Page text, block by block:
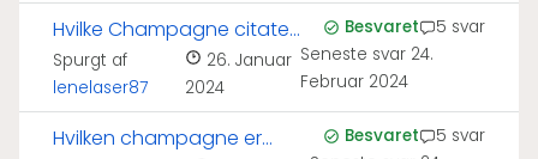
Hvilke Champagne citater
kender I?
Spurgt af
lenelaser87
26. Januar
2024
Besvaret
5 svar
Seneste svar 24.
Februar 2024
Hvilken champagne er
Besvaret
5 svar